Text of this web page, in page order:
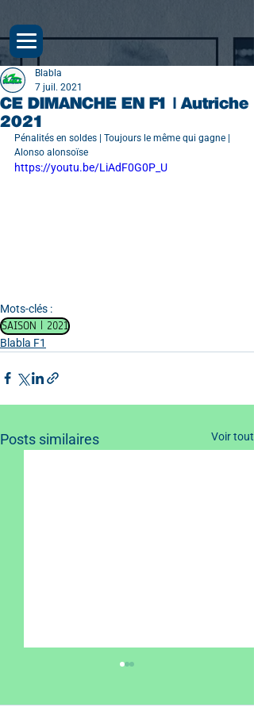
CE DIMANCHE EN F1 | Autriche
2021
Blabla
7 juil. 2021
Pénalités en soldes | Toujours le même qui gagne |
Alonso alonsoïse
https://youtu.be/LiAdF0G0P_U
Mots-clés :
SAISON | 2021
Blabla F1
Posts similaires Voir tout